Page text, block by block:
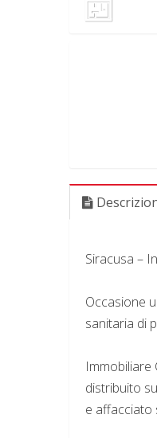
Siracusa –
Occasione
sanitaria di
Immobiliare
distribuito
e affacciato